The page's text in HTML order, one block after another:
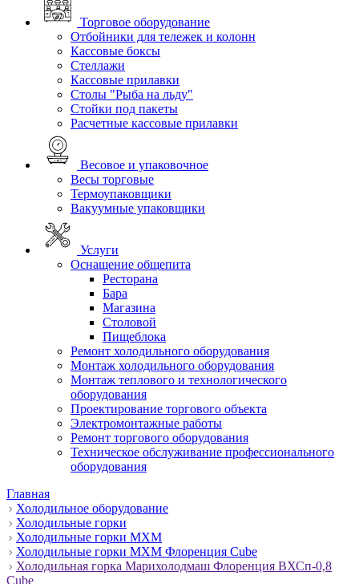
Торговое оборудование
Отбойники для тележек и колонн
Кассовые боксы
Стеллажи
Кассовые прилавки
Столы "Рыба на льду"
Стойки под пакеты
Расчетные кассовые прилавки
Весовое и упаковочное
Весы торговые
Термоупаковщики
Вакуумные упаковщики
Услуги
Оснащение общепита
Ресторана
Бара
Магазина
Столовой
Пищеблока
Ремонт холодильного оборудования
Монтаж холодильного оборудования
Монтаж теплового и технологического
оборудования
Проектирование торгового объекта
Электромонтажные работы
Ремонт торгового оборудования
Техническое обслуживание профессионального
оборудования
Главная
Холодильное оборудование
Холодильные горки
Холодильные горки МХМ
Холодильные горки МХМ Флоренция Cube
Холодильная горка Марихолодмаш Флоренция ВХСп-0,8
Cube